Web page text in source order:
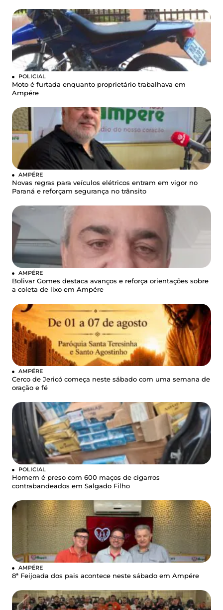
POLICIAL
Moto é furtada enquanto proprietário trabalhava em
Ampére
AMPÉRE
Novas regras para veículos elétricos entram em vigor no
Paraná e reforçam segurança no trânsito
AMPÉRE
Bolivar Gomes destaca avanços e reforça orientações sobre
a coleta de lixo em Ampére
AMPÉRE
Cerco de Jericó começa neste sábado com uma semana de
oração e fé
POLICIAL
Homem é preso com 600 maços de cigarros
contrabandeados em Salgado Filho
AMPÉRE
8ª Feijoada dos pais acontece neste sábado em Ampére